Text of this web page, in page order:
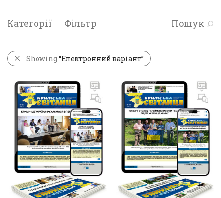
Категорії Фільтр Пошук
Showing“Електронний варіант”